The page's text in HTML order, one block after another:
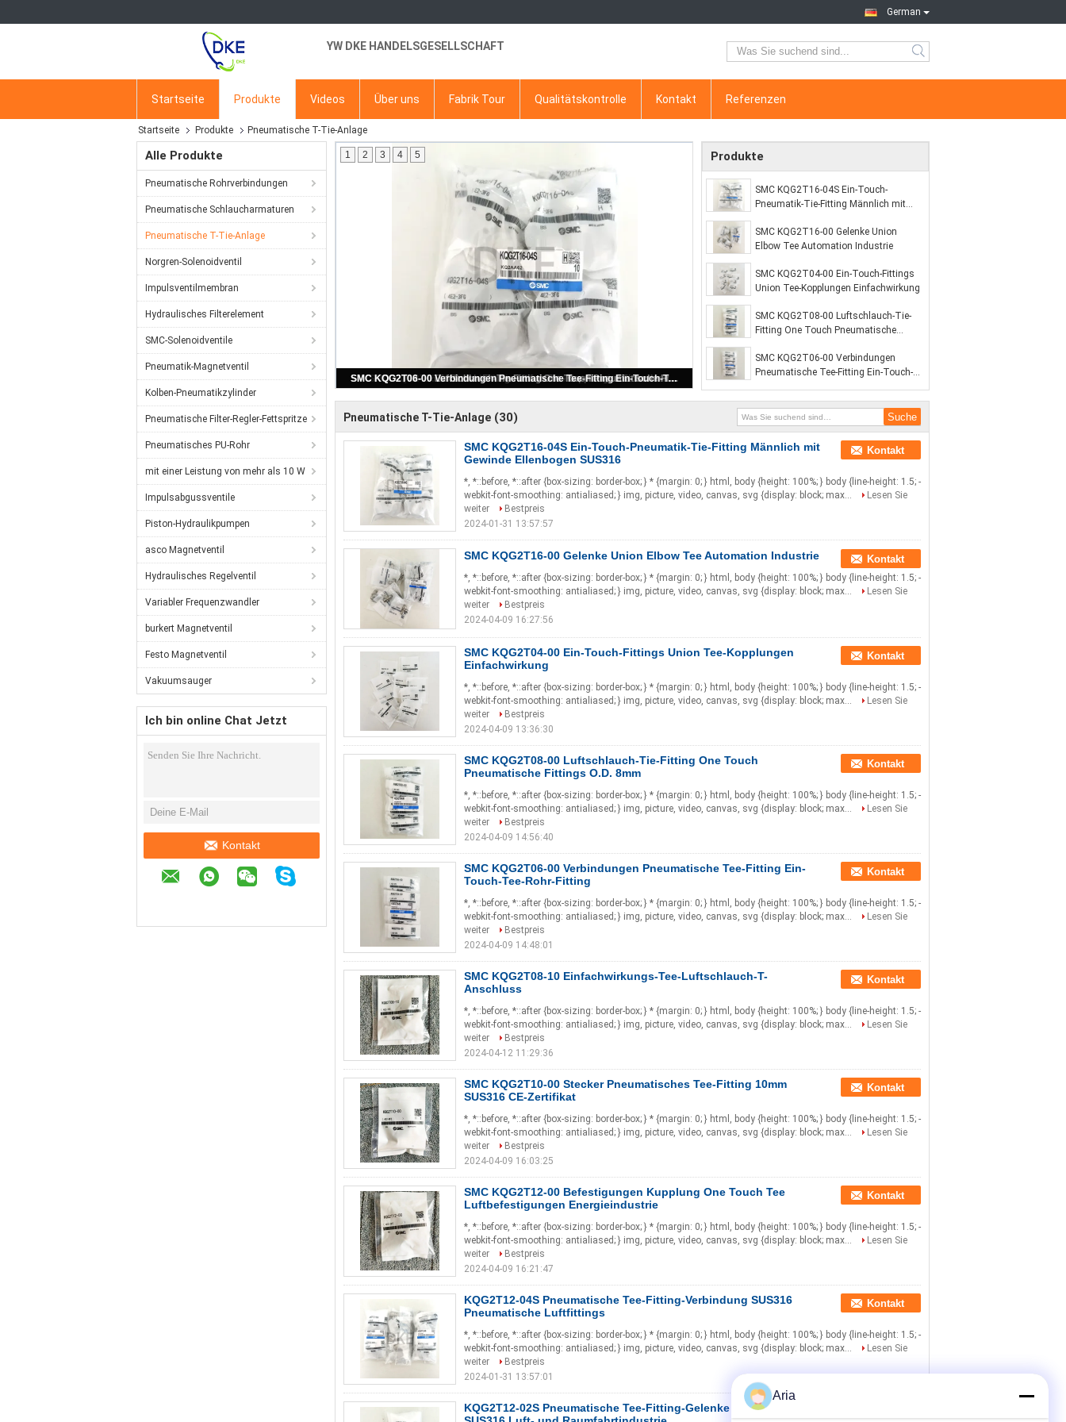
German
YW DKE HANDELSGESELLSCHAFT
Startseite Produkte Videos Über uns Fabrik Tour Qualitätskontrolle Kontakt Referenzen
Startseite Produkte Pneumatische T-Tie-Anlage
Alle Produkte
Pneumatische Rohrverbindungen
Pneumatische Schlaucharmaturen
Pneumatische T-Tie-Anlage
Norgren-Solenoidventil
Impulsventilmembran
Hydraulisches Filterelement
SMC-Solenoidventile
Pneumatik-Magnetventil
Kolben-Pneumatikzylinder
Pneumatische Filter-Regler-Fettspritze
Pneumatisches PU-Rohr
mit einer Leistung von mehr als 10 W
Impulsabgussventile
Piston-Hydraulikpumpen
asco Magnetventil
Hydraulisches Regelventil
Variabler Frequenzwandler
burkert Magnetventil
Festo Magnetventil
Vakuumsauger
Ich bin online Chat Jetzt
Kontakt
SMC KQG2T16-04S Ein-Touch-Pneumatik-Tie-Fitting Männlich mit Gewinde Ellenbogen SUS316
1 2 3 4 5 Produkte
SMC KQG2T16-04S Ein-Touch-
Pneumatik-Tie-Fitting Männlich mit
SMC KQG2T16-00 Gelenke Union
Elbow Tee Automation Industrie
SMC KQG2T04-00 Ein-Touch-Fittings
Union Tee-Kopplungen Einfachwirkung
SMC KQG2T08-00 Luftschlauch-Tie-
Fitting One Touch Pneumatische
SMC KQG2T06-00 Verbindungen
Pneumatische Tee-Fitting Ein-Touch-
Pneumatische T-Tie-Anlage (30)
SMC KQG2T16-04S Ein-Touch-Pneumatik-Tie-Fitting Männlich mit
Gewinde Ellenbogen SUS316
Kontakt
*, *::before, *::after {box-sizing: border-box; } * {margin: 0; } html, body {height: 100%; } body {line-height: 1.5; -
webkit-font-smoothing: antialiased; } img, picture, video, canvas, svg {display: block; max...
Lesen Sie
weiter
Bestpreis
2024-01-31 13:57:57
SMC KQG2T16-00 Gelenke Union Elbow Tee Automation Industrie Kontakt
*, *::before, *::after {box-sizing: border-box; } * {margin: 0; } html, body {height: 100%; } body {line-height: 1.5; -
webkit-font-smoothing: antialiased; } img, picture, video, canvas, svg {display: block; max...
Lesen Sie
weiter
Bestpreis
2024-04-09 16:27:56
SMC KQG2T04-00 Ein-Touch-Fittings Union Tee-Kopplungen
Einfachwirkung
Kontakt
*, *::before, *::after {box-sizing: border-box; } * {margin: 0; } html, body {height: 100%; } body {line-height: 1.5; -
webkit-font-smoothing: antialiased; } img, picture, video, canvas, svg {display: block; max...
Lesen Sie
weiter
Bestpreis
2024-04-09 13:36:30
SMC KQG2T08-00 Luftschlauch-Tie-Fitting One Touch
Pneumatische Fittings O.D. 8mm
Kontakt
*, *::before, *::after {box-sizing: border-box; } * {margin: 0; } html, body {height: 100%; } body {line-height: 1.5; -
webkit-font-smoothing: antialiased; } img, picture, video, canvas, svg {display: block; max...
Lesen Sie
weiter
Bestpreis
2024-04-09 14:56:40
SMC KQG2T06-00 Verbindungen Pneumatische Tee-Fitting Ein-
Touch-Tee-Rohr-Fitting
Kontakt
*, *::before, *::after {box-sizing: border-box; } * {margin: 0; } html, body {height: 100%; } body {line-height: 1.5; -
webkit-font-smoothing: antialiased; } img, picture, video, canvas, svg {display: block; max...
Lesen Sie
weiter
Bestpreis
2024-04-09 14:48:01
SMC KQG2T08-10 Einfachwirkungs-Tee-Luftschlauch-T-
Anschluss
Kontakt
*, *::before, *::after {box-sizing: border-box; } * {margin: 0; } html, body {height: 100%; } body {line-height: 1.5; -
webkit-font-smoothing: antialiased; } img, picture, video, canvas, svg {display: block; max...
Lesen Sie
weiter
Bestpreis
2024-04-12 11:29:36
SMC KQG2T10-00 Stecker Pneumatisches Tee-Fitting 10mm
SUS316 CE-Zertifikat
Kontakt
*, *::before, *::after {box-sizing: border-box; } * {margin: 0; } html, body {height: 100%; } body {line-height: 1.5; -
webkit-font-smoothing: antialiased; } img, picture, video, canvas, svg {display: block; max...
Lesen Sie
weiter
Bestpreis
2024-04-09 16:03:25
SMC KQG2T12-00 Befestigungen Kupplung One Touch Tee
Luftbefestigungen Energieindustrie
Kontakt
*, *::before, *::after {box-sizing: border-box; } * {margin: 0; } html, body {height: 100%; } body {line-height: 1.5; -
webkit-font-smoothing: antialiased; } img, picture, video, canvas, svg {display: block; max...
Lesen Sie
weiter
Bestpreis
2024-04-09 16:21:47
KQG2T12-04S Pneumatische Tee-Fitting-Verbindung SUS316
Pneumatische Luftfittings
Kontakt
*, *::before, *::after {box-sizing: border-box; } * {margin: 0; } html, body {height: 100%; } body {line-height: 1.5; -
webkit-font-smoothing: antialiased; } img, picture, video, canvas, svg {display: block; max...
Lesen Sie
weiter
Bestpreis
2024-01-31 13:57:01
KQG2T12-02S Pneumatische Tee-Fitting-Gelenke Tee 12mm
Aria